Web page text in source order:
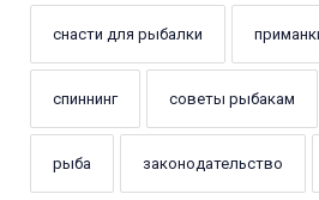
снасти для рыбалки
спиннинг советы рыбакам
рыба законодательство